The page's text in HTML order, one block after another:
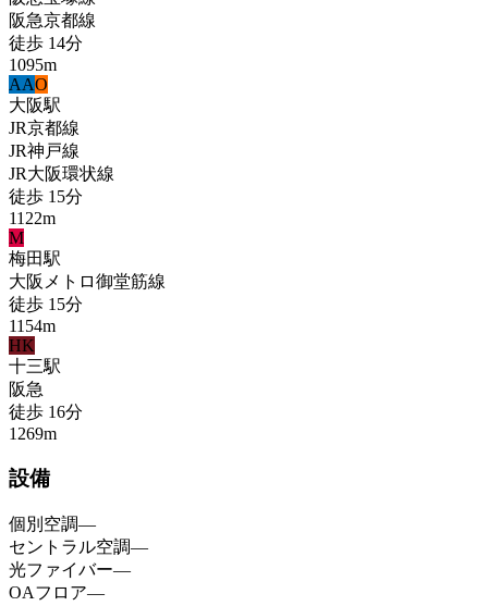
阪急京都線
徒歩 14分
1095m
AAO
大阪駅
JR京都線
JR神戸線
JR大阪環状線
徒歩 15分
1122m
M
梅田駅
大阪メトロ御堂筋線
徒歩 15分
1154m
HK
十三駅
阪急
徒歩 16分
1269m
設備
個別空調—
セントラル空調—
光ファイバー—
OAフロア—